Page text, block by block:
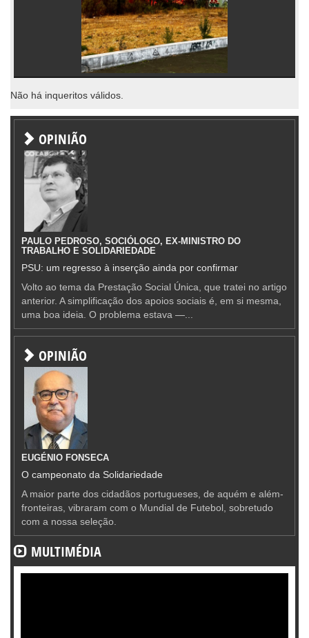
Não há inqueritos válidos.
OPINIÃO
PAULO PEDROSO, SOCIÓLOGO, EX-MINISTRO DO
TRABALHO E SOLIDARIEDADE
PSU: um regresso à inserção ainda por confirmar
Volto ao tema da Prestação Social Única, que tratei no artigo
anterior. A simplificação dos apoios sociais é, em si mesma,
uma boa ideia. O problema estava —...
OPINIÃO
EUGÉNIO FONSECA
O campeonato da Solidariedade
A maior parte dos cidadãos portugueses, de aquém e além-
fronteiras, vibraram com o Mundial de Futebol, sobretudo
com a nossa seleção.
MULTIMÉDIA